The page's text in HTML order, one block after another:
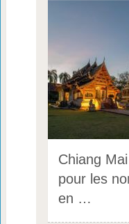
Chiang
pour les
en …